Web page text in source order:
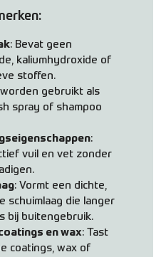
: Bevat geen
kaliumhydroxide of
stoffen.
worden gebruikt als
spray of shampoo
:
vuil en vet zonder
: Vormt een dichte,
schuimlaag die langer
bij buitengebruik.
en wax: Tast
coatings, wax of